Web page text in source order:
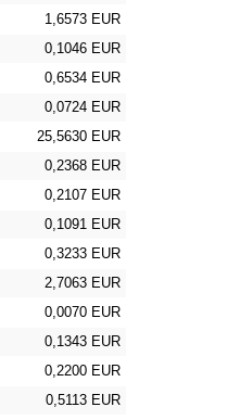
1,6573 EUR
0,1046 EUR
0,6534 EUR
0,0724 EUR
25,5630 EUR
0,2368 EUR
0,2107 EUR
0,1091 EUR
0,3233 EUR
2,7063 EUR
0,0070 EUR
0,1343 EUR
0,2200 EUR
0,5113 EUR